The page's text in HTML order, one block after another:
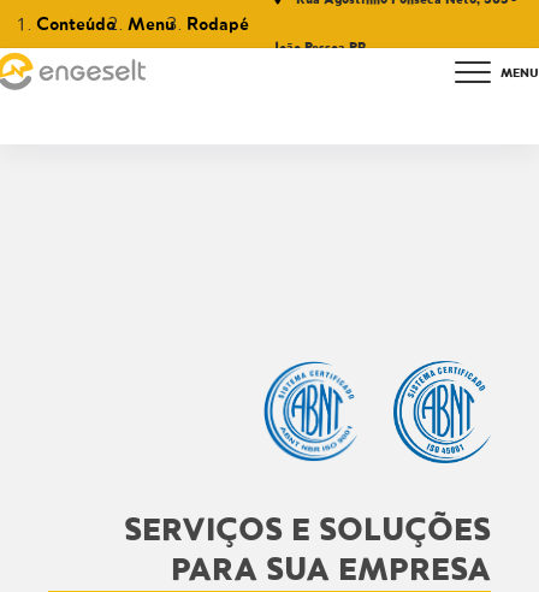
Conteúdo Menu Rodapé
João Pessoa PB
SERVIÇOS E SOLUÇÕES
PARA SUA EMPRESA